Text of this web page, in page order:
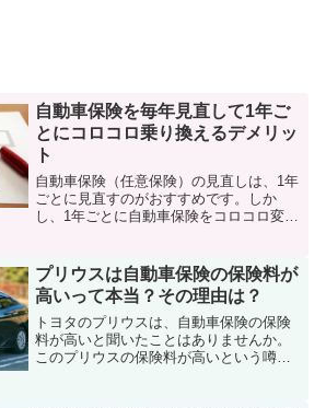
自動車保険を毎年見直して1年ご
とにコロコロ乗り換えるデメリッ
ト
自動車保険（任意保険）の見直しは、1年
ごとに見直すのがおすすめです。しか
し、1年ごとに自動車保険をコロコロ変え
年ごとにコロコロ変えるデメリットにつ
いて解説しています。
プリウスは自動車保険の保険料が
高いって本当？その理由は？
トヨタのプリウスは、自動車保険の保険
料が高いと聞いたことはありませんか。
このプリウスの保険料が高いという噂が